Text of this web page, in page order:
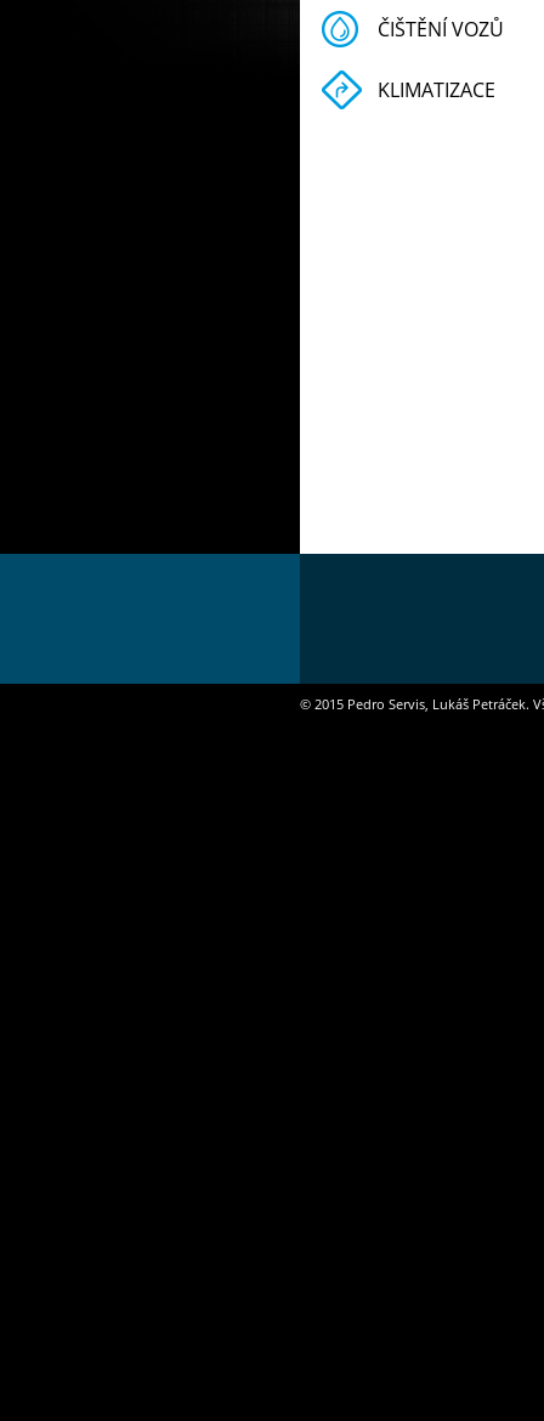
ČIŠTĚNÍ VOZŮ
KLIMATIZACE
© 2015 Pedro Servis, Lukáš Petráček.